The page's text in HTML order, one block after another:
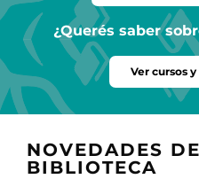
¿Querés saber
Ver cursos
NOVEDADES
BIBLIOTECA